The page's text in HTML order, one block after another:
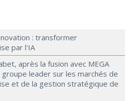
: transformer
par l'IA
après la fusion avec MEGA
leader sur les marchés de
et de la gestion stratégique de